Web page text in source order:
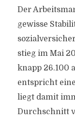
Der
gewisse
stieg im Mai
knapp 26.100
entspricht
liegt damit
Durchschnitt